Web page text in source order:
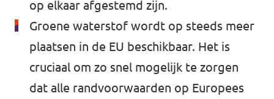
op elkaar afgestemd zijn.
Groene waterstof wordt op steeds meer
plaatsen in de EU beschikbaar. Het is
cruciaal om zo snel mogelijk te zorgen
dat alle randvoorwaarden op Europees